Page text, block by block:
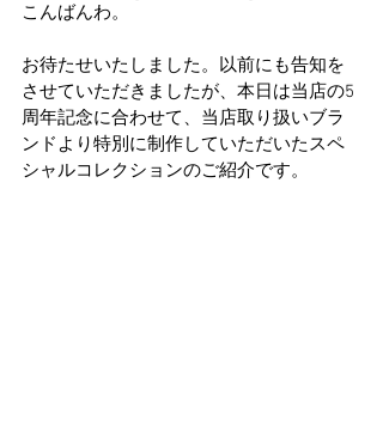
こんばんわ。
お待たせいたしました。以前にも告知を
させていただきましたが、本日は当店の5
周年記念に合わせて、当店取り扱いブラ
ンドより特別に制作していただいたスペ
シャルコレクションのご紹介です。